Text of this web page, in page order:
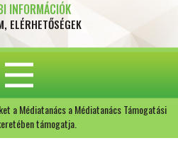
INFORMÁCIÓK
ELÉRHETŐSÉGEK
a Médiatanács a Médiatanács Támogatási
támogatja.